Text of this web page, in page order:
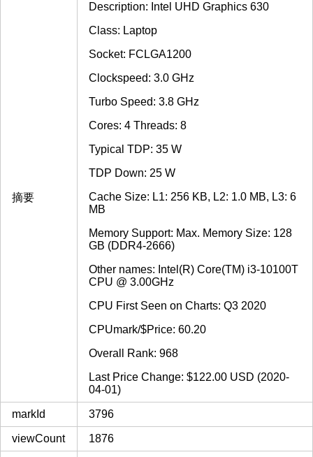
摘要
Description: Intel UHD Graphics 630
Class: Laptop
Socket: FCLGA1200
Clockspeed: 3.0 GHz
Turbo Speed: 3.8 GHz
Cores: 4 Threads: 8
Typical TDP: 35 W
TDP Down: 25 W
Cache Size: L1: 256 KB, L2: 1.0 MB, L3: 6
MB
Memory Support: Max. Memory Size: 128
GB (DDR4-2666)
Other names: Intel(R) Core(TM) i3-10100T
CPU @ 3.00GHz
CPU First Seen on Charts: Q3 2020
CPUmark/$Price: 60.20
Overall Rank: 968
Last Price Change: $122.00 USD (2020-
04-01)
markId 3796
viewCount 1876